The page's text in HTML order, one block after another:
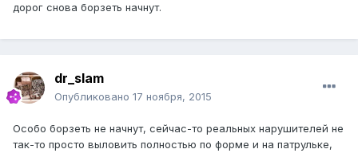
дорог снова борзеть начнут.
dr_slam
Опубликовано 17 ноября, 2015
Особо борзеть не начнут, сейчас-то реальных нарушителей не
так-то просто выловить полностью по форме и на патрульке,